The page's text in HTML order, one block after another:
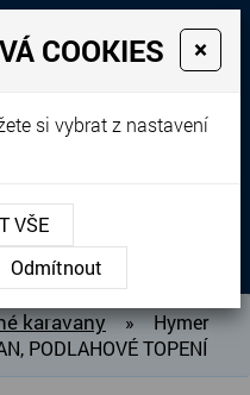
výkup a
364
karavany »
Hymer
PODLAHOVÉ TOPENÍ
COOKIES ×
si vybrat z nastavení
VŠE
Odmítnout